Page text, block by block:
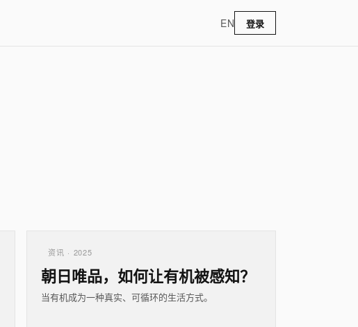
EN 登录
资讯 · 2025
朝日唯品，如何让有机被感知？
当有机成为一种真实、可循环的生活方式。